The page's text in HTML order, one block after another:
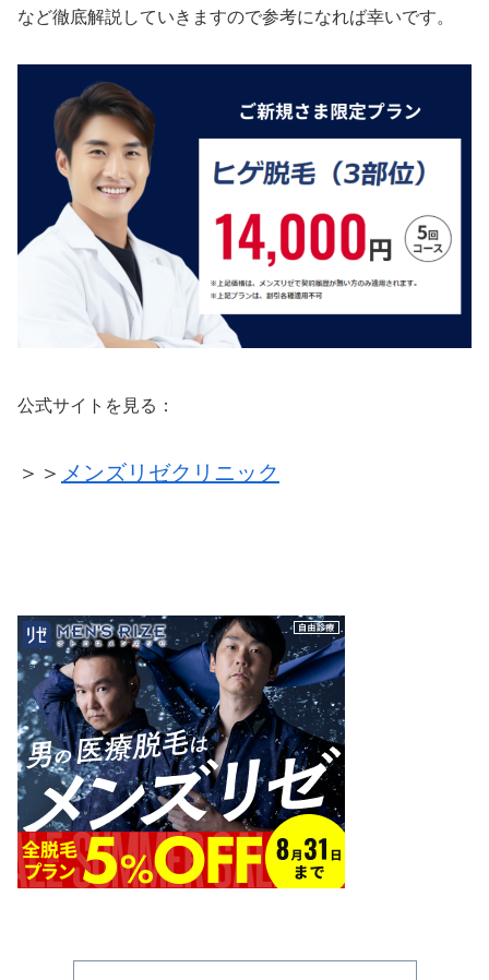
など徹底解説していきますので参考になれば幸いです。
公式サイトを見る：
＞＞ メンズリゼクリニック